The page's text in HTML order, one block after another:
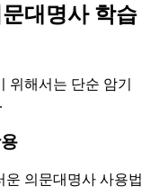
대명사 학습
위해서는 단순 암기
운 의문대명사 사용법